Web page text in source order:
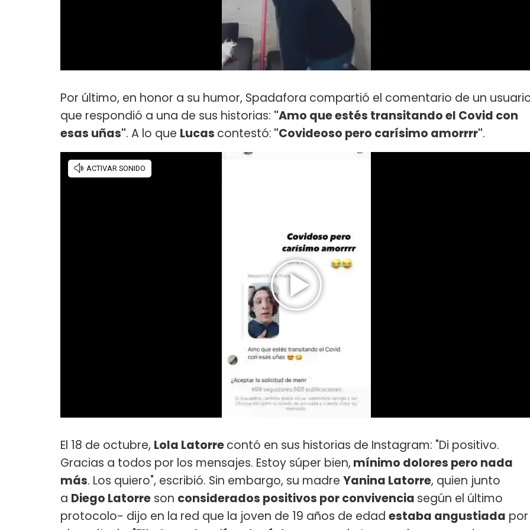
Por último, en honor a su humor, Spadafora compartió el comentario de un
que respondió a una de sus historias: "Amo que estés transitando el Covid con
esas uñas". A lo que Lucas contestó: "Covideoso pero carísimo amorrrr".
El 18 de octubre, Lola Latorrecontó en sus historias de Instagram: "Di positivo.
Gracias a todos por los mensajes. Estoy súper bien, mínimo dolores pero nada
más. Los quiero", escribió. Sin embargo, su madre Yanina Latorre, quien junto
a Diego Latorre son considerados positivos por convivencia según el último
protocolo- dijo en la red que la joven de 19 años de edad estaba angustiada por